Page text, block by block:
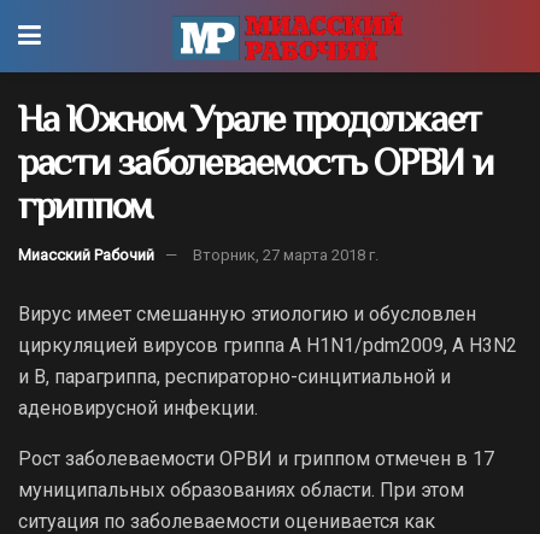
На Южном Урале продолжает
расти заболеваемость ОРВИ и
гриппом
Миасский Рабочий Вторник, 27 марта 2018 г.
Вирус имеет смешанную этиологию и обусловлен
циркуляцией вирусов гриппа А H1N1/pdm2009, А H3N2
и В, парагриппа, респираторно-синцитиальной и
аденовирусной инфекции.
Рост заболеваемости ОРВИ и гриппом отмечен в 17
муниципальных образованиях области. При этом
ситуация по заболеваемости оценивается как